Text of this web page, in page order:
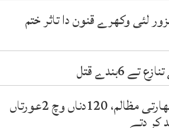
لئی وکھرے قنون دا تاثر ختم
6بندے قتل
مقبوضہ کشمیر وچ بھارتی مظالم، 120دناں وچ 2عورتاں